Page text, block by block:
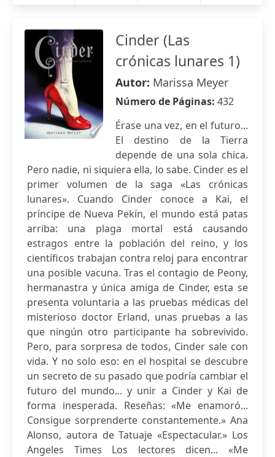
Cinder (Las
crónicas lunares 1)
Autor: Marissa Meyer
Número de Páginas: 432
Érase una vez, en el futuro...
El destino de la Tierra
depende de una sola chica.
Pero nadie, ni siquiera ella, lo sabe. Cinder es el
primer volumen de la saga «Las crónicas
lunares». Cuando Cinder conoce a Kai, el
príncipe de Nueva Pekín, el mundo está patas
arriba: una plaga mortal está causando
estragos entre la población del reino, y los
científicos trabajan contra reloj para encontrar
una posible vacuna. Tras el contagio de Peony,
hermanastra y única amiga de Cinder, esta se
presenta voluntaria a las pruebas médicas del
misterioso doctor Erland, unas pruebas a las
que ningún otro participante ha sobrevivido.
Pero, para sorpresa de todos, Cinder sale con
vida. Y no solo eso: en el hospital se descubre
un secreto de su pasado que podría cambiar el
futuro del mundo... y unir a Cinder y Kai de
forma inesperada. Reseñas: «Me enamoró...
Consigue sorprenderte constantemente.» Ana
Alonso, autora de Tatuaje «Espectacular.» Los
Angeles Times Los lectores dicen... «Me